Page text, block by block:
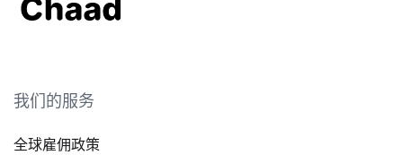
我们的服务
全球雇佣政策